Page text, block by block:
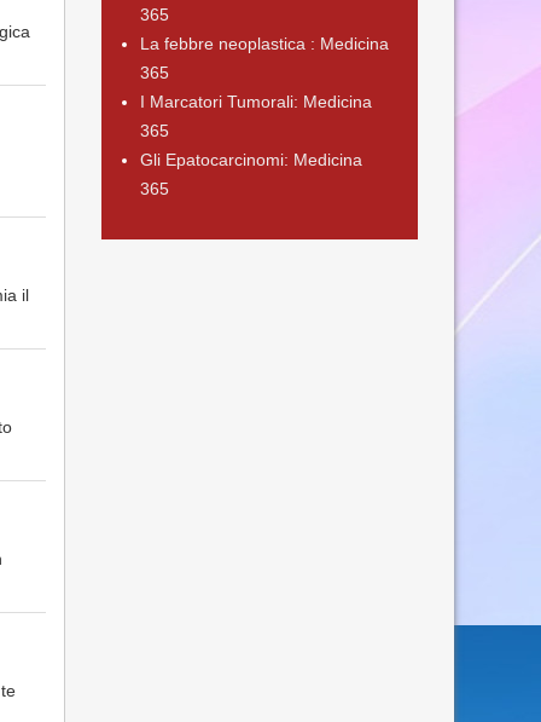
il
365
La febbre neoplastica : Medicina
365
I Marcatori Tumorali: Medicina
365
Gli Epatocarcinomi: Medicina
365